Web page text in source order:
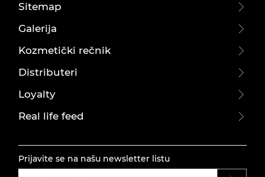
Sitemap
Galerija
Kozmetički rečnik
Distributeri
Loyalty
Real life feed
Prijavite se na našu newsletter listu